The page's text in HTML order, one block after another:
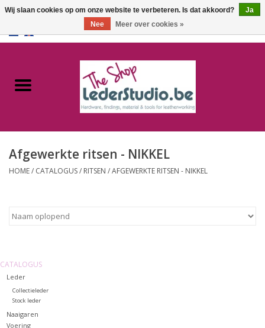
Catalogus
FAQ
Afgewerkte ritsen - NIKKEL
HOME/ CATALOGUS/ RITSEN /AFGEWERKTE RITSEN - NIKKEL
CATALOGUS
Leder
Collectieleder
Stock leder
Naaigaren
Voering
Wij slaan cookies op om onze website te verbeteren. Is dat akkoord?
Ja
Nee
Meer over cookies »